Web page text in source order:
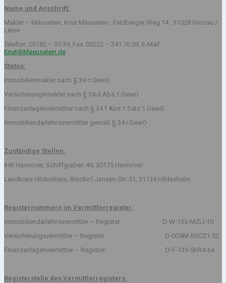
Name und Anschrift:
Makler – Mäuselein, Knut Mäuselein , Feldberger Weg 14 , 31028 Gronau /
Leine
Telefon: 05182 – 35 39, Fax: 03222 – 241 76 09, E-Mail:
Knut@Maeuselein.de
Status:
Immobilienmakler nach § 34 c GewO
Versicherungsmakler nach § 34 d Abs.1 GewO
Finanzanlagenvermittler nach § 34 f Abs.1 Satz 1 GewO
Immobiliendarlehnsvermittler gemäß § 34 i GewO
Zuständige Stellen:
IHK Hannover, Schiffgraben 49, 30175 Hannover
Landkreis Hildesheim, Bischof-Jansen-Str. 31, 31134 Hildesheim
Registernummern im Vermittlerregister:
Immobiliendarlehnsvermittler – Register: D-W-133-MZLI-10
Versicherungsvermittler – Register: D-0O8M-B6CZ1-52
Finanzanlagenvermittler – Register: D-F-133-5KR4-64
Registerstelle des Vermittlerregisters: